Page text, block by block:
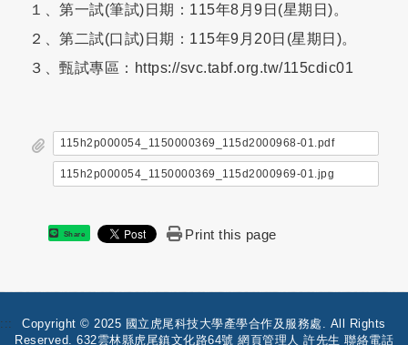
１、第一試(筆試)日期：115年8月9日(星期日)。
２、第二試(口試)日期：115年9月20日(星期日)。
３、甄試專區：https://svc.tabf.org.tw/115cdic01
115h2p000054_1150000369_115d2000968-01.pdf
115h2p000054_1150000369_115d2000969-01.jpg
Share Print this page
:::
Copyright © 2025 國立虎尾科技大學產學合作及服務處. All Rights
Reserved. 632雲林縣虎尾鎮文化路64號 網頁管理人 許先生 聯絡電話